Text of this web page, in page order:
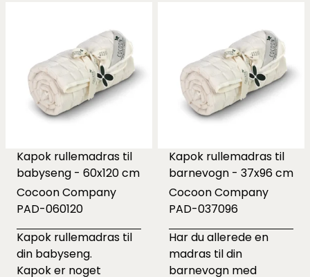
Kapok rullemadras til
babyseng - 60x120 cm
Cocoon Company
PAD-060120
Kapok rullemadras til
din babyseng.
Kapok er noget
Kapok rullemadras til
barnevogn - 37x96 cm
Cocoon Company
PAD-037096
Har du allerede en
madras til din
barnevogn med